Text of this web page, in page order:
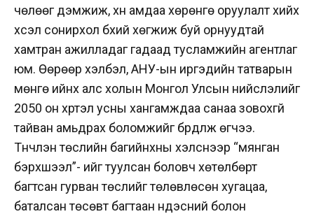
чөлөөг дэмжиж, хүн амдаа хөрөнгө оруулалт хийх
хүсэл сонирхол бүхий хөгжиж буй орнуудтай
хамтран ажилладаг гадаад тусламжийн агентлаг
юм. Өөрөөр хэлбэл, АНУ-ын иргэдийн татварын
мөнгө ийнхүү алс холын Монгол Улсын нийслэлийг
2050 он хүртэл усны хангамждаа санаа зовохгүй
тайван амьдрах боломжийг бүрдүүлж өгчээ.
Түүнчлэн төслийн багийнхны хэлснээр “мянган
бэрхшээл”- ийг туулсан боловч хөтөлбөрт
багтсан гурван төслийг төлөвлөсөн хугацаа,
баталсан төсөвт багтаан үндэсний болон